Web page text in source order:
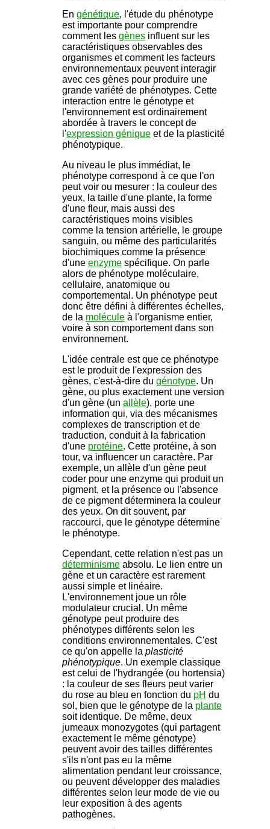
En génétique, l'étude du phénotype
est importante pour comprendre
comment les gènes influent sur les
caractéristiques observables des
organismes et comment les facteurs
environnementaux peuvent interagir
avec ces gènes pour produire une
grande variété de phénotypes. Cette
interaction entre le génotype et
l'environnement est ordinairement
abordée à travers le concept de
l'expression génique et de la plasticité
phénotypique.
Au niveau le plus immédiat, le
phénotype correspond à ce que l'on
peut voir ou mesurer : la couleur des
yeux, la taille d'une plante, la forme
d'une fleur, mais aussi des
caractéristiques moins visibles
comme la tension artérielle, le groupe
sanguin, ou même des particularités
biochimiques comme la présence
d'une enzyme spécifique. On parle
alors de phénotype moléculaire,
cellulaire, anatomique ou
comportemental. Un phénotype peut
donc être défini à différentes échelles,
de la molécule à l'organisme entier,
voire à son comportement dans son
environnement.
L'idée centrale est que ce phénotype
est le produit de l'expression des
gènes, c'est-à-dire du génotype. Un
gène, ou plus exactement une version
d'un gène (un allèle), porte une
information qui, via des mécanismes
complexes de transcription et de
traduction, conduit à la fabrication
d'une protéine. Cette protéine, à son
tour, va influencer un caractère. Par
exemple, un allèle d'un gène peut
coder pour une enzyme qui produit un
pigment, et la présence ou l'absence
de ce pigment déterminera la couleur
des yeux. On dit souvent, par
raccourci, que le génotype détermine
le phénotype.
Cependant, cette relation n'est pas un
déterminisme absolu. Le lien entre un
gène et un caractère est rarement
aussi simple et linéaire.
L'environnement joue un rôle
modulateur crucial. Un même
génotype peut produire des
phénotypes différents selon les
conditions environnementales. C'est
ce qu'on appelle la plasticité
phénotypique. Un exemple classique
est celui de l'hydrangée (ou hortensia)
: la couleur de ses fleurs peut varier
du rose au bleu en fonction du pH du
sol, bien que le génotype de la plante
soit identique. De même, deux
jumeaux monozygotes (qui partagent
exactement le même génotype)
peuvent avoir des tailles différentes
s'ils n'ont pas eu la même
alimentation pendant leur croissance,
ou peuvent développer des maladies
différentes selon leur mode de vie ou
leur exposition à des agents
pathogènes.